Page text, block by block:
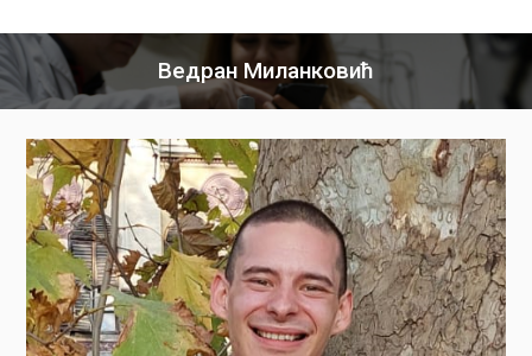
Ведран Миланковић